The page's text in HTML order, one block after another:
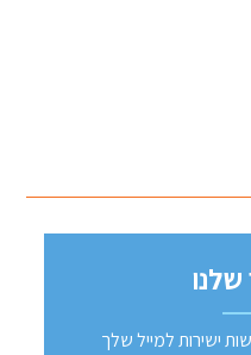
שלנו
ישירות למייל שלך